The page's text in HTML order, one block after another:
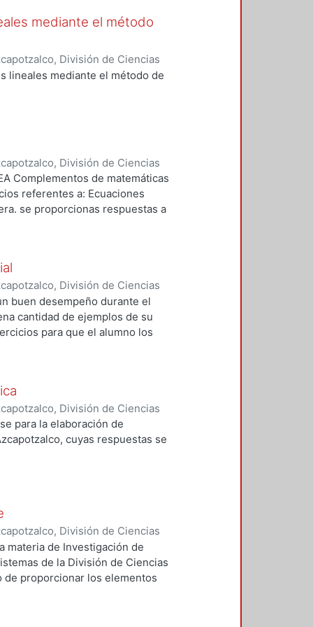
de los tamaños de A y B.
distribuciones estandar. -- 6.
-- 7. Distribuciones
-- 8. Pruebas de hipótesis.
que estimen
los errores u
estadística.
mediante el método
División de Ciencias
,2002)Becerril Espinosa,
Irene
lineales mediante el método de
División de Ciencias
,2004)Cervantes Ortiz,
Complementos de matemáticas
referentes a: Ecuaciones
se proporcionas respuestas a
División de Ciencias
,2005)Cervantes Ortiz,
buen desempeño durante el
cantidad de ejemplos de su
para que el alumno los
División de Ciencias
,2007)García Cruz, Luz
para la elaboración de
cuyas respuestas se
División de Ciencias
, 2000)Reyes García M., Manuel
materia de Investigación de
de la División de Ciencias
de proporcionar los elementos